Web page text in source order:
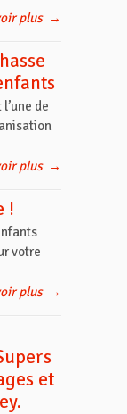
plus →
de
plus →
!
votre
plus →
et